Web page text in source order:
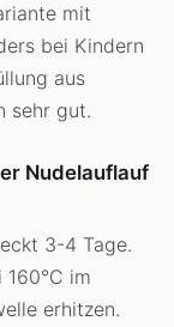
mit
bei Kindern
aus
sehr gut.
Nudelauflauf
3-4 Tage.
im
erhitzen.